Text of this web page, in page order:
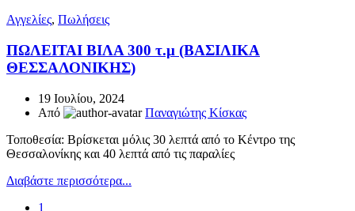
Αγγελίες, Πωλήσεις
ΠΩΛΕΙΤΑΙ ΒΙΛΑ 300 τ.μ (ΒΑΣΙΛΙΚΑ
ΘΕΣΣΑΛΟΝΙΚΗΣ)
19 Ιουλίου, 2024
Από
Παναγιώτης Κίσκας
Τοποθεσία: Βρίσκεται μόλις 30 λεπτά από το Κέντρο της
Θεσσαλονίκης και 40 λεπτά από τις παραλίες
Διαβάστε περισσότερα...
1